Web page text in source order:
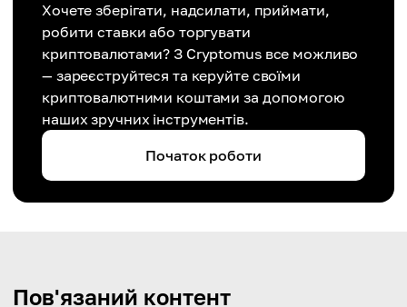
Хочете зберігати, надсилати, приймати,
робити ставки або торгувати
криптовалютами? З Cryptomus все можливо
— зареєструйтеся та керуйте своїми
криптовалютними коштами за допомогою
наших зручних інструментів.
Початок роботи
Пов'язаний контент